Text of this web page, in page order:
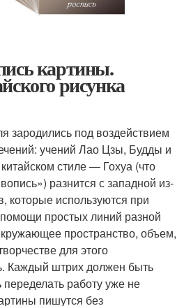
картины.
рисунка
зародились под воздействием
учений Лао Цзы, Будды и
стиле — Гохуа (что
разнится с западной из-
которые используются при
простых линий разной
пространство, объем,
для этого
Каждый штрих должен быть
работу уже не
пишутся без